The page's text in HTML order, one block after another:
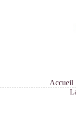
Accueil